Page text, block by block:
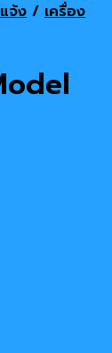
จ้ง / เครื่อง